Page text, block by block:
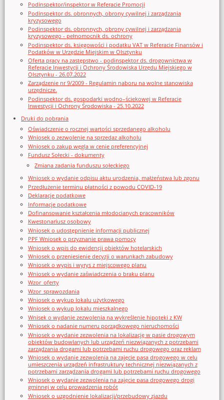
Podinspektor/inspektor w Referacie Promocji
Podinspektor ds. obronnych, obrony cywilnej i zarządzania
kryzysowego
Podinspektor ds. obronnych, obrony cywilnej i zarządzania
kryzysowego - pełnomocnik ds. ochrony
Podinspektor ds. księgowości i podatku VAT w Referacie Finansów i
Podatków w Urzędzie Miejskim w Olsztynku
Oferta pracy na zastępstwo - podinspektor ds. drogownictwa w
Referacie Inwestycji i Ochrony Środowiska Urzędu Miejskiego w
Olsztynku - 26.07.2022
Zarządzenie nr 9/2009 - Regulamin naboru na wolne stanowiska
urzędnicze.
Podinspektor ds. gospodarki wodno–ściekowej w Referacie
Inwestycji i Ochrony Środowiska - 25.10.2022
Druki do pobrania
Oświadczenie o rocznej wartości sprzedanego alkoholu
Wniosek o zezwolenie na sprzedaz alkoholu
Wniosek o zakup węgla w cenie preferencyjnej
Fundusz Sołecki - dokumenty
Zmiana zadania funduszu sołeckiego
Wniosek o wydanie odpisu aktu urodzenia, małżeństwa lub zgonu
Przedłużenie terminu płatności z powodu COVID-19
Deklaracje podatkowe
Informacje podatkowe
Dofinansowanie kształcenia młodocianych pracowników
Kwestonariusz osobowy
Wniosek o udostępnienie informacji publicznej
PPF Wniosek o przyznanie prawa pomocy
Wniosek o wpis do ewidencji obiektów hotelarskich
Wniosek o przeniesienie decyzji o warunkach zabudowy
Wniosek o wypis i wyrys z miejscowego planu
Wniosek o wydanie zaświadczenia o braku planu
Wzor_oferty
Wzor_sprawozdania
Wniosek o wykup lokalu użytkowego
Wniosek o wykup lokalu mieszkalnego
Wnisek o wydanie zezwolenia na wykreślenie hipoteki z KW
Wniosek o nadanie numeru porządkowego nieruchomości
Wniosek o wydanie zezwolenia na lokalizację w pasie drogowym
obiektów budowlanych lub urządzeń niezwiązanych z potrzebami
zarządzania drogami lub potrzebami ruchu drogowego oraz reklam
Wniosek o wydanie zezwolenia na zajęcie pasa drogowego w celu
umieszczenia urządzeń infrastruktury technicznej niezwiązanych z
potrzebami zarządzania drogami lub potrzebami ruchu drogowego
Wniosek o wydanie zezwolenia na zajęcie pasa drogowego drogi
gminnej w celu prowadzenia robót
Wniosek o uzgodnienie lokalizacji/przebudowy zjazdu